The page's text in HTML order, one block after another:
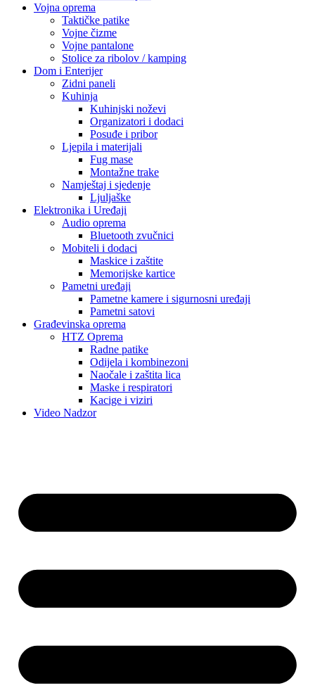
Vojna oprema
Taktičke patike
Vojne čizme
Vojne pantalone
Stolice za ribolov / kamping
Dom i Enterijer
Zidni paneli
Kuhinja
Kuhinjski noževi
Organizatori i dodaci
Posuđe i pribor
Ljepila i materijali
Fug mase
Montažne trake
Namještaj i sjedenje
Ljuljaške
Elektronika i Uređaji
Audio oprema
Bluetooth zvučnici
Mobiteli i dodaci
Maskice i zaštite
Memorijske kartice
Pametni uređaji
Pametne kamere i sigurnosni uređaji
Pametni satovi
Građevinska oprema
HTZ Oprema
Radne patike
Odijela i kombinezoni
Naočale i zaštita lica
Maske i respiratori
Kacige i viziri
Video Nadzor